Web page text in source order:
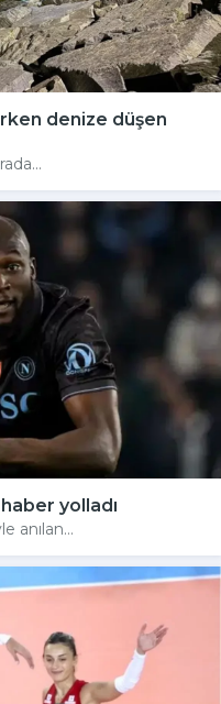
denize düşen
yolladı
anılan...